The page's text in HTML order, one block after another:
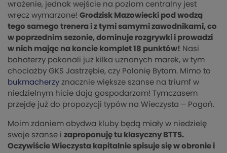
wrażenie, jednak wejście na poziom centralny jest
wręcz wymarzone! Grodzisk Mazowiecki pod wodzą
tego samego trenera i z tymi samymi zawodnikami, co
w poprzednim sezonie, dominuje rozgrywki i prowadzi
w nich mając na koncie komplet 18 punktów! Nasi
bohaterzy pokonali już kilka uznanych marek, w tym
chociażby GKS Jastrzębie, czy Polonię Bytom. Mimo to
bukmacherzy znacznie większe szanse na triumf w
niedzielnym hicie dają gospodarzom! Tymczasem
przejdę już do propozycji typów na Wieczysta – Pogoń.
Moim zdaniem obydwa kluby będą miały w niedzielę
swoje szanse i zaproponuję tu klasyczny BTTS.
Oczywiście Wieczysta kapitalnie spisuje się w obronie i